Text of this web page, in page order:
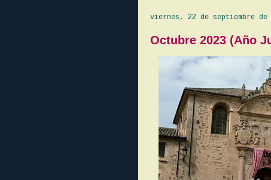
viernes, 22 de septiembre de
Octubre 2023 (Año